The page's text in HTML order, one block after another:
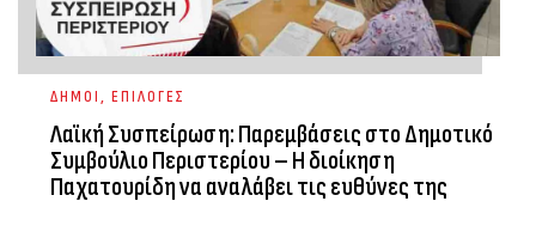
ΔΗΜΟΙ, ΕΠΙΛΟΓΕΣ
Λαϊκή Συσπείρωση: Παρεμβάσεις στο Δημοτικό
Συμβούλιο Περιστερίου – Η διοίκηση
Παχατουρίδη να αναλάβει τις ευθύνες της